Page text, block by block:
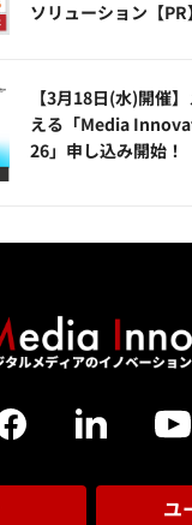
ソリューション​【PR】
【3月18日(水)開催
える「Media
26」申し込み開始！
ユ